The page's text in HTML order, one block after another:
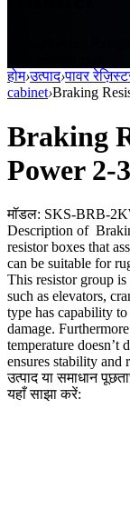
होम›उत्पाद›पावर
cabinet›Braking
Braking
Power 2-
मॉडल: SKS-BRB-
Description of
resistor boxes that
can be suitable for
This resistor group
such as elevators,
type has capability
damage.
temperature doesn’t
ensures stability and
उत्पाद या समाधान
यहाँ साझा करें: